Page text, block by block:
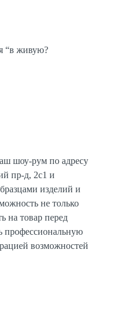
“в живую?
шоу-рум по адресу
пр-д, 2с1 и
изделий и
не только
на товар перед
профессиональную
возможностей